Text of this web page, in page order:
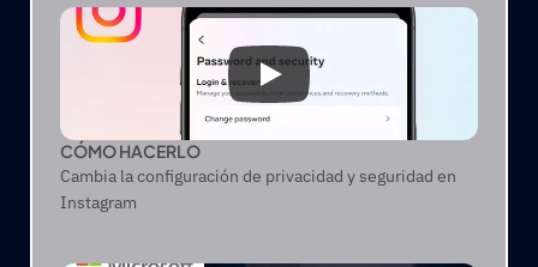
CÓMO HACERLO
Cambia la configuración de privacidad y seguridad en
Instagram